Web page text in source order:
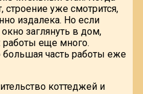
строение уже смотрится,
издалека. Но если
заглянуть в дом,
работы еще много.
большая часть работы еже